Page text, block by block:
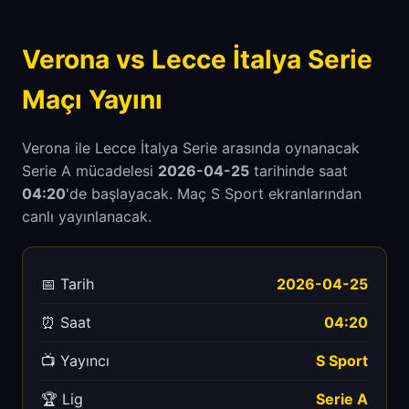
Verona vs Lecce İtalya Serie
Maçı Yayını
Verona ile Lecce İtalya Serie arasında oynanacak
Serie A mücadelesi 2026-04-25 tarihinde saat
04:20'de başlayacak. Maç S Sport ekranlarından
canlı yayınlanacak.
📅 Tarih 2026-04-25
⏰ Saat 04:20
📺 Yayıncı S Sport
🏆 Lig Serie A